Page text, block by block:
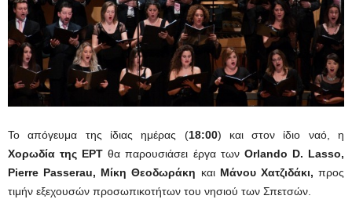
Το απόγευμα της ίδιας ημέρας (18:00) και στον ίδιο ναό, η
Χορωδία της ΕΡΤ θα παρουσιάσει έργα των Orlando D. Lasso,
Pierre Passerau, Μίκη Θεοδωράκη καιΜάνου Χατζιδάκι, προς
τιμήν εξεχουσών προσωπικοτήτων του νησιού των Σπετσών.